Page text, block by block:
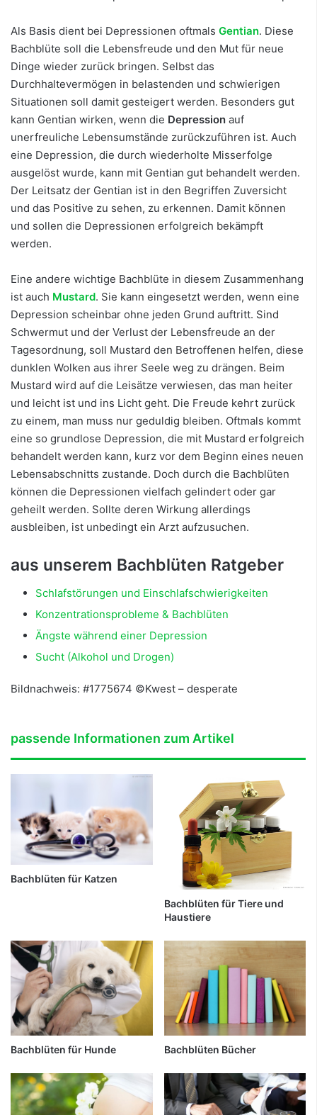
Als Basis dient bei Depressionen oftmals Gentian. Diese
Bachblüte soll die Lebensfreude und den Mut für neue
Dinge wieder zurück bringen. Selbst das
Durchhaltevermögen in belastenden und schwierigen
Situationen soll damit gesteigert werden. Besonders gut
kann Gentian wirken, wenn die Depression auf
unerfreuliche Lebensumstände zurückzuführen ist. Auch
eine Depression, die durch wiederholte Misserfolge
ausgelöst wurde, kann mit Gentian gut behandelt werden.
Der Leitsatz der Gentian ist in den Begriffen Zuversicht
und das Positive zu sehen, zu erkennen. Damit können
und sollen die Depressionen erfolgreich bekämpft
werden.
Eine andere wichtige Bachblüte in diesem Zusammenhang
ist auch Mustard. Sie kann eingesetzt werden, wenn eine
Depression scheinbar ohne jeden Grund auftritt. Sind
Schwermut und der Verlust der Lebensfreude an der
Tagesordnung, soll Mustard den Betroffenen helfen, diese
dunklen Wolken aus ihrer Seele weg zu drängen. Beim
Mustard wird auf die Leisätze verwiesen, das man heiter
und leicht ist und ins Licht geht. Die Freude kehrt zurück
zu einem, man muss nur geduldig bleiben. Oftmals kommt
eine so grundlose Depression, die mit Mustard erfolgreich
behandelt werden kann, kurz vor dem Beginn eines neuen
Lebensabschnitts zustande. Doch durch die Bachblüten
können die Depressionen vielfach gelindert oder gar
geheilt werden. Sollte deren Wirkung allerdings
ausbleiben, ist unbedingt ein Arzt aufzusuchen.
aus unserem Bachblüten Ratgeber
Schlafstörungen und Einschlafschwierigkeiten
Konzentrationsprobleme & Bachblüten
Ängste während einer Depression
Sucht (Alkohol und Drogen)
Bildnachweis: #1775674 ©Kwest – desperate
passende Informationen zum Artikel
Bachblüten für Katzen
Bachblüten für Tiere und
Haustiere
Bachblüten für Hunde Bachblüten Bücher